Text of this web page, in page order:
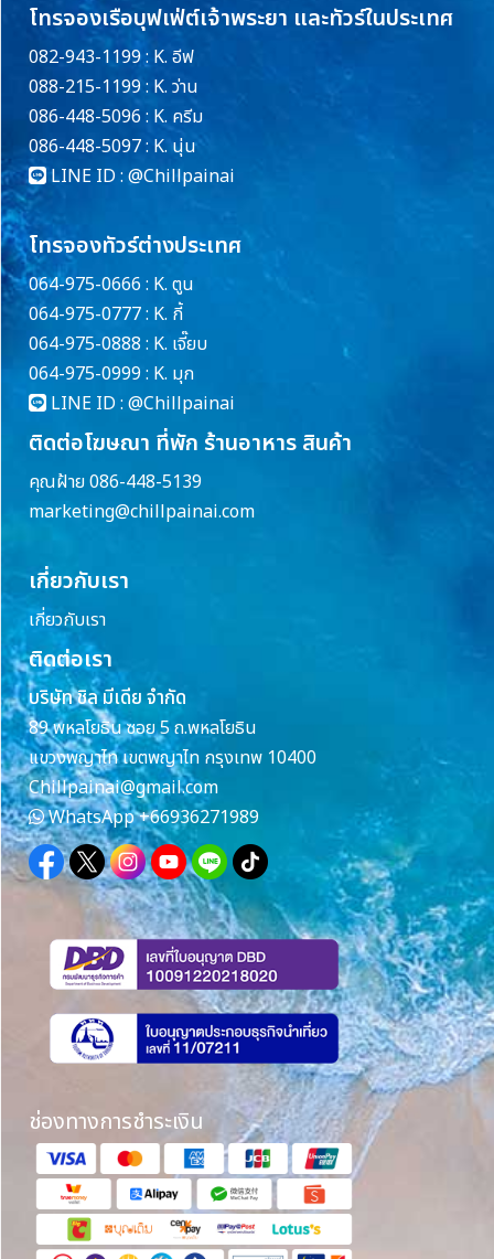
โทรจองเรือบุฟเฟ่ต์เจ้าพระยา และทัวร์ในประเทศ
082-943-1199 : K. อีฟ
088-215-1199 : K. ว่าน
086-448-5096 : K. ครีม
086-448-5097 : K. นุ่น
LINE ID : @Chillpainai
โทรจองทัวร์ต่างประเทศ
064-975-0666 : K. ตูน
064-975-0777 : K. กี้
064-975-0888 : K. เจี๊ยบ
064-975-0999 : K. มุก
LINE ID : @Chillpainai
ติดต่อโฆษณา ที่พัก ร้านอาหาร สินค้า
คุณฝ้าย 086-448-5139
marketing@chillpainai.com
เกี่ยวกับเรา
เกี่ยวกับเรา
ติดต่อเรา
บริษัท ชิล มีเดีย จำกัด
89 พหลโยธิน ซอย 5 ถ.พหลโยธิน
แขวงพญาไท เขตพญาไท กรุงเทพ 10400
Chillpainai@gmail.com
WhatsApp+66936271989
ช่องทางการชำระเงิน